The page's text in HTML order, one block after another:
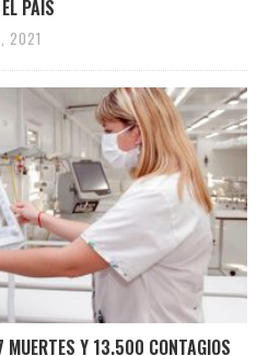
PAÍS
2021
MUERTES Y 13.500 CONTAGIOS